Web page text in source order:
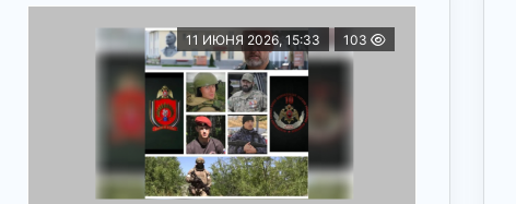
11 ИЮНЯ 2026, 15:33 103